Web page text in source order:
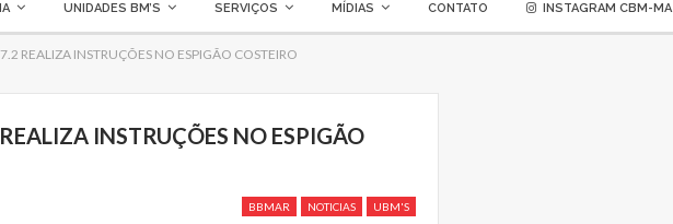
UNIDADES BM’S SERVIÇOS MÍDIAS CONTATO INSTAGRAM CBM-MA
REALIZA INSTRUÇÕES NO ESPIGÃO COSTEIRO
INSTRUÇÕES NO ESPIGÃO
BBMAR NOTICIAS UBM'S